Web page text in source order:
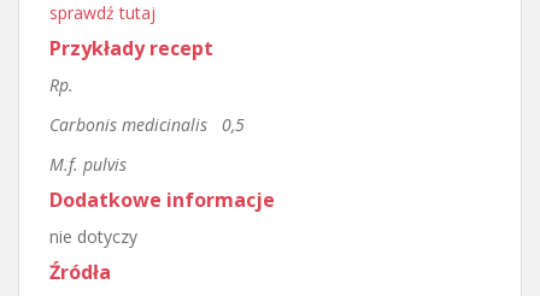
sprawdź tutaj
Przykłady recept
Rp.
Carbonis medicinalis 0,5
M.f. pulvis
Dodatkowe informacje
nie dotyczy
Źródła